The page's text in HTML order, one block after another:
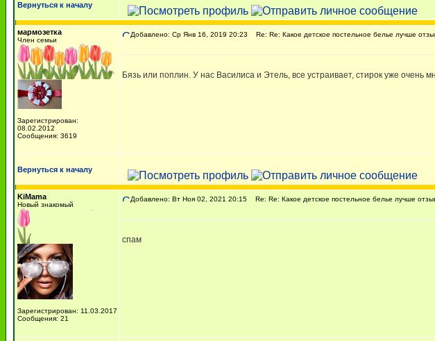
Вернуться к началу
мармозетка
Член семьи
Зарегистрирован:
08.02.2012
Сообщения: 3619
Добавлено: Ср Янв 16, 2019 20:23 Re: Re: Какое детское постельное белье лучше
Бязь или поплин. У нас Василиса и Этель, все устраивает, стирок уже очень
Вернуться к началу
KiMama
Новый знакомый
Зарегистрирован: 11.03.2017
Сообщения: 21
Добавлено: Вт Ноя 02, 2021 20:15 Re: Re: Какое детское постельное белье лучше
спам